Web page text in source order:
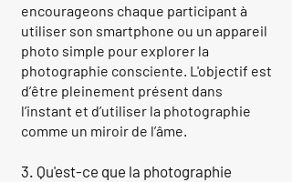
encourageons chaque participant à
utiliser son smartphone ou un appareil
photo simple pour explorer la
photographie consciente. L'objectif est
d’être pleinement présent dans
l’instant et d’utiliser la photographie
comme un miroir de l’âme.
3. Qu'est-ce que la photographie